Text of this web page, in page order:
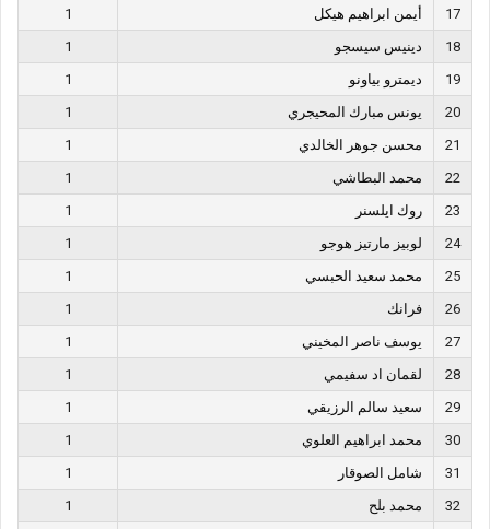
17
أيمن ابراهيم هيكل
1
18
دينيس سيسجو
1
19
ديمترو بياونو
1
20
يونس مبارك المحيجري
1
21
محسن جوهر الخالدي
1
22
محمد البطاشي
1
23
روك ايلسنر
1
24
لوبيز مارتيز هوجو
1
25
محمد سعيد الحبسي
1
26
فرانك
1
27
يوسف ناصر المخيني
1
28
لقمان اد سفيمي
1
29
سعيد سالم الرزيقي
1
30
محمد ابراهيم العلوي
1
31
شامل الصوقار
1
32
محمد بلح
1